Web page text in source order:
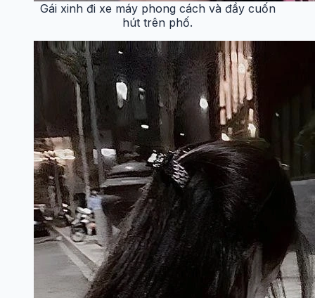
Gái xinh đi xe máy phong cách và đầy cuốn
hút trên phố.